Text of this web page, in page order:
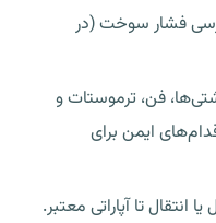
فشار سوخت (در
فن، ترموستات و
ایمن برای
انتقال تا آپاراتی معتبر.